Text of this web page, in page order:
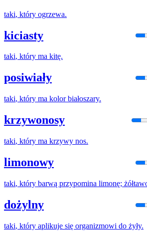
taki, który ogrzewa.
kiciasty
taki, który ma kitę.
posiwiały
taki, który ma kolor białoszary.
krzywonosy
taki, który ma krzywy nos.
limonowy
taki, który barwą przypomina limonę;
dożylny
taki, który aplikuje się organizmowi do żyły.